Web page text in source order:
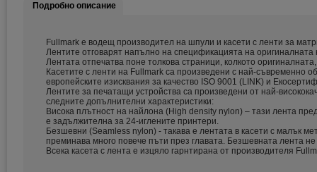
Подробно описание
Fullmark е водещ производител на шпули и касети с ленти за
Лентите отговарят напълно на спецификацията на оригиналната
Лентата oтпечатва поне толкова страници, колкото
Касетите с ленти на Fullmark са произведени с най-съвременно
европейските изисквания за качество ISO 9001 (LINK) и
Лентите за печатащи устройства са произведени от най-
следните допълнителни характеристики:
Висока плътност на найлона (High density nylon) – тази лента
е задължителна за 24-иглените принтери.
Безшевни (Seamless nylon) - такава е лентата в касети с малък
преминава много повече пъти през главата. Безшевната лента
Всека касета с лента е изцяло гарнтирана от производителя